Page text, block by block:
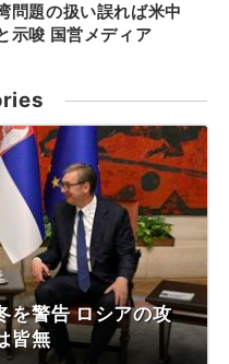
問題の扱い誤れば米中
示唆 国営メディア
を警告 ロシアの攻
皆無